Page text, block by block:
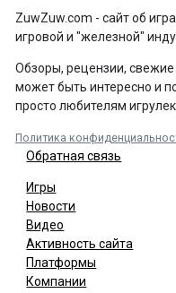
ZuwZuw.com - сайт об
игровой и "железной"
Обзоры, рецензии, свежие
может быть интересно и
просто любителям игрулек.
Политика
Обратная связь
Игры
Новости
Видео
Активность сайта
Платформы
Компании